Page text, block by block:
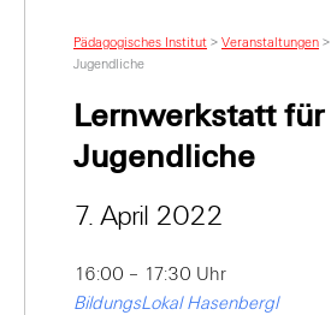
Pädagogisches Institut > Veranstaltungen >
Jugendliche
Lernwerkstatt für
Jugendliche
7. April 2022
16:00 – 17:30 Uhr
BildungsLokal Hasenbergl